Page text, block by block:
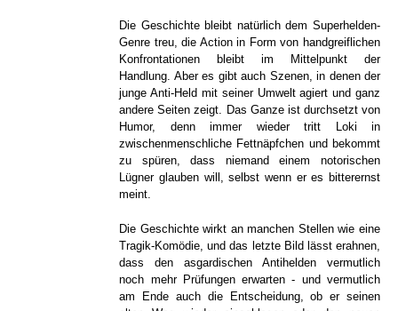
Die Geschichte bleibt natürlich dem Superhelden-
Genre treu, die Action in Form von handgreiflichen
Konfrontationen bleibt im Mittelpunkt der
Handlung. Aber es gibt auch Szenen, in denen der
junge Anti-Held mit seiner Umwelt agiert und ganz
andere Seiten zeigt. Das Ganze ist durchsetzt von
Humor, denn immer wieder tritt Loki in
zwischenmenschliche Fettnäpfchen und bekommt
zu spüren, dass niemand einem notorischen
Lügner glauben will, selbst wenn er es bitterernst
meint.
Die Geschichte wirkt an manchen Stellen wie eine
Tragik-Komödie, und das letzte Bild lässt erahnen,
dass den asgardischen Antihelden vermutlich
noch mehr Prüfungen erwarten - und vermutlich
am Ende auch die Entscheidung, ob er seinen